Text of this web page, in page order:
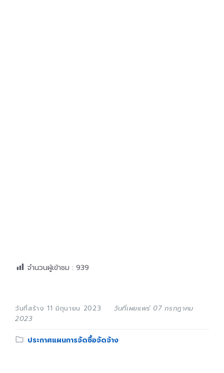
จำนวนผู้เข้าชม : 939
วันที่สร้าง 11 มิถุนายน 2023
วันที่เผยแพร่ 07 กรกฎาคม
2023
Category:
ประกาศแผนการจัดซื้อจัดจ้าง